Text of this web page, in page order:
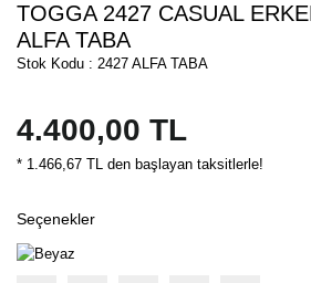
TOGGA 2427 CASUAL
ALFA TABA
Stok Kodu : 2427 ALFA TABA
4.400,00 TL
* 1.466,67 TL den başlayan taksitlerle!
Seçenekler